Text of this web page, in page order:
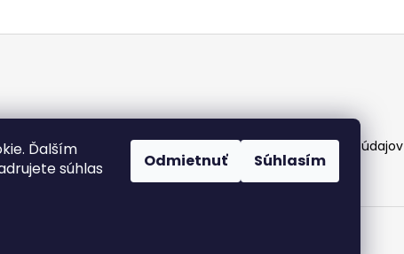
Ďalším
súhlas
Odmietnuť Súhlasím
podmienky Kontakty Podmienky ochrany osobných údajov
Heureka.sk